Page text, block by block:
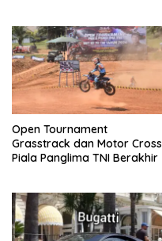
Open Tournament
Grasstrack dan Motor Cross
Piala Panglima TNI Berakhir